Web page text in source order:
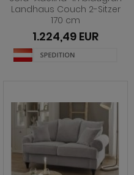
Landhaus Couch 2-Sitzer
170 cm
1.224,49 EUR